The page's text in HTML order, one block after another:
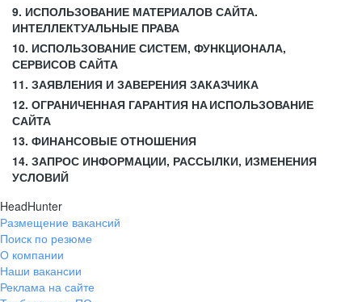
9. ИСПОЛЬЗОВАНИЕ МАТЕРИАЛОВ САЙТА.
ИНТЕЛЛЕКТУАЛЬНЫЕ ПРАВА
10. ИСПОЛЬЗОВАНИЕ СИСТЕМ, ФУНКЦИОНАЛА,
СЕРВИСОВ САЙТА
11. ЗАЯВЛЕНИЯ И ЗАВЕРЕНИЯ ЗАКАЗЧИКА
12. ОГРАНИЧЕННАЯ ГАРАНТИЯ НА ИСПОЛЬЗОВАНИЕ
САЙТА
13. ФИНАНСОВЫЕ ОТНОШЕНИЯ
14. ЗАПРОС ИНФОРМАЦИИ, РАССЫЛКИ, ИЗМЕНЕНИЯ
УСЛОВИЙ
HeadHunter
Размещение вакансий
Поиск по резюме
О компании
Наши вакансии
Реклама на сайте